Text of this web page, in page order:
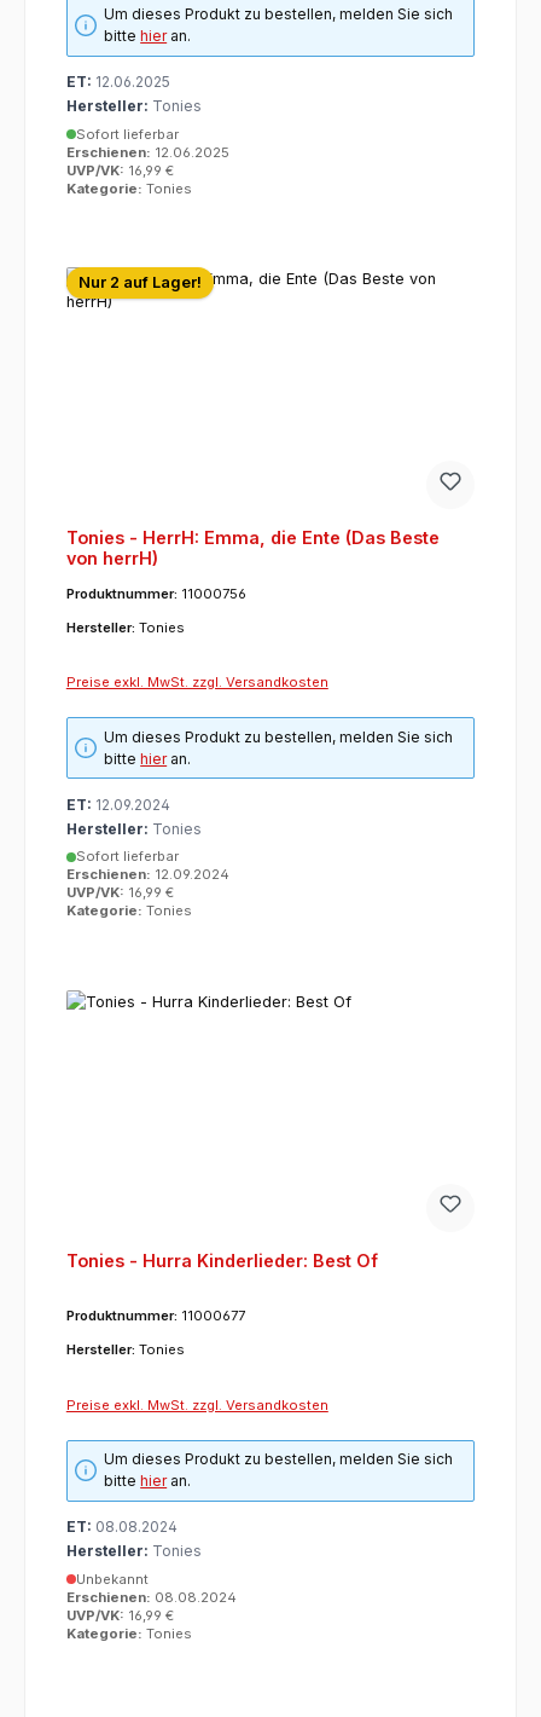
Um dieses Produkt zu bestellen, melden Sie sich
bittehieran.
ET: 12.06.2025
Hersteller: Tonies
Sofort lieferbar
Erschienen: 12.06.2025
UVP/VK: 16,99 €
Kategorie: Tonies
Nur 2 auf Lager!
Tonies - HerrH: Emma, die Ente (Das Beste
von herrH)
Produktnummer: 11000756
Hersteller: Tonies
Preise exkl. MwSt. zzgl. Versandkosten
Um dieses Produkt zu bestellen, melden Sie sich
bittehieran.
ET: 12.09.2024
Hersteller: Tonies
Sofort lieferbar
Erschienen: 12.09.2024
UVP/VK: 16,99 €
Kategorie: Tonies
Tonies - Hurra Kinderlieder: Best Of
Produktnummer: 11000677
Hersteller: Tonies
Preise exkl. MwSt. zzgl. Versandkosten
Um dieses Produkt zu bestellen, melden Sie sich
bittehieran.
ET: 08.08.2024
Hersteller: Tonies
Unbekannt
Erschienen: 08.08.2024
UVP/VK: 16,99 €
Kategorie: Tonies